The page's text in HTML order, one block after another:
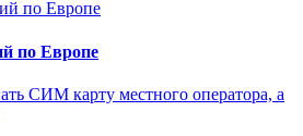
по Европе
СИМ карту местного оператора, а